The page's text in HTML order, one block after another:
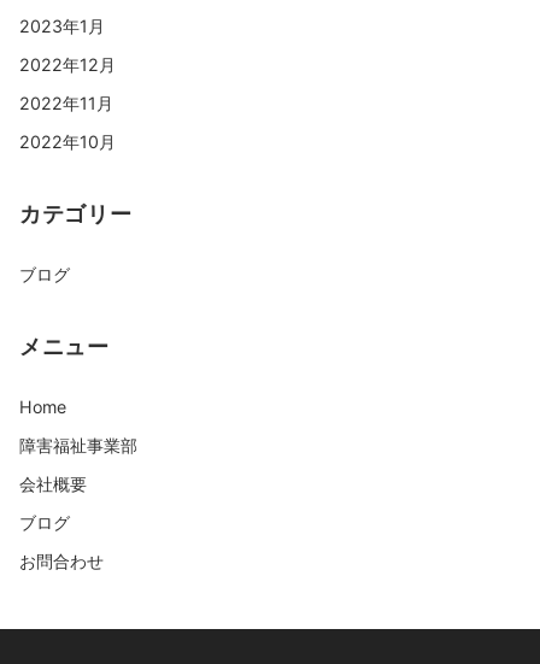
2023年1月
2022年12月
2022年11月
2022年10月
カテゴリー
ブログ
メニュー
Home
障害福祉事業部
会社概要
ブログ
お問合わせ